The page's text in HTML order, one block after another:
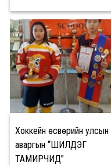
Хоккейн өсвөрийн улсын
аваргын “ШИЛДЭГ
ТАМИРЧИД”